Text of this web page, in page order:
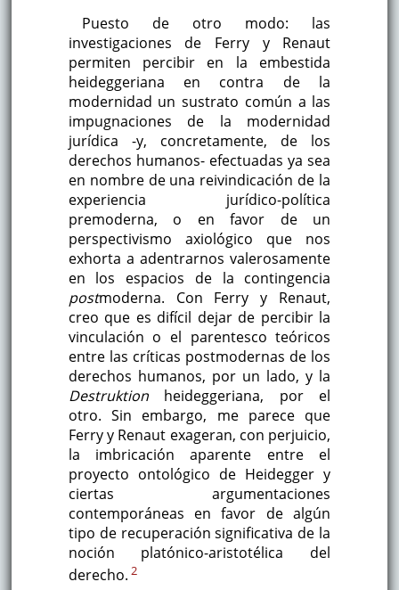
Puesto de otro modo: las
investigaciones de Ferry y Renaut
permiten percibir en la embestida
heideggeriana en contra de la
modernidad un sustrato común a las
impugnaciones de la modernidad
jurídica -y, concretamente, de los
derechos humanos- efectuadas ya sea
en nombre de una reivindicación de la
experiencia jurídico-política
premoderna, o en favor de un
perspectivismo axiológico que nos
exhorta a adentrarnos valerosamente
en los espacios de la contingencia
postmoderna. Con Ferry y Renaut,
creo que es difícil dejar de percibir la
vinculación o el parentesco teóricos
entre las críticas postmodernas de los
derechos humanos, por un lado, y la
Destruktionheideggeriana, por el
otro. Sin embargo, me parece que
Ferry y Renaut exageran, con perjuicio,
la imbricación aparente entre el
proyecto ontológico de Heidegger y
ciertas argumentaciones
contemporáneas en favor de algún
tipo de recuperación significativa de la
noción platónico-aristotélica del
derecho. 2